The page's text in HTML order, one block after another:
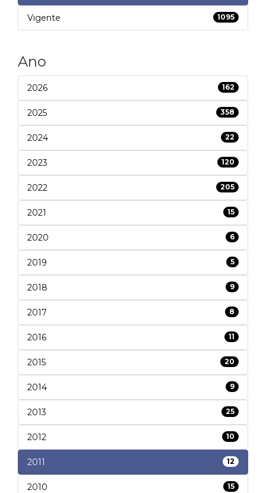
Vigente 1095
Ano
2026 162
2025 358
2024 22
2023 120
2022 205
2021 15
2020 6
2019 5
2018 9
2017 8
2016 11
2015 20
2014 9
2013 25
2012 10
2011 12
2010 15